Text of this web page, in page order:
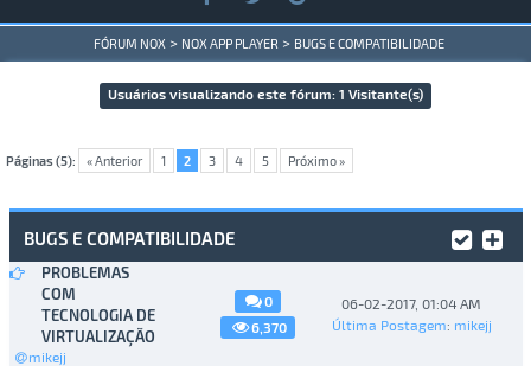
FÓRUM NOX > NOX APP PLAYER > BUGS E COMPATIBILIDADE
Usuários visualizando este fórum: 1 Visitante(s)
Páginas (5): « Anterior 1 2 3 4 5 Próximo »
BUGS E COMPATIBILIDADE
PROBLEMAS
COM
TECNOLOGIA DE
VIRTUALIZAÇÃO
mikejj
0
6,370
06-02-2017, 01:04 AM
Última Postagem: mikejj